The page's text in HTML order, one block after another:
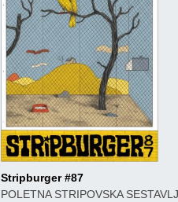
Stripburger #87
POLETNA STRIPOVSKA